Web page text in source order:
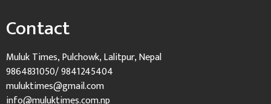
Contact
Muluk Times, Pulchowk, Lalitpur, Nepal
9864831050/ 9841245404
muluktimes@gmail.com